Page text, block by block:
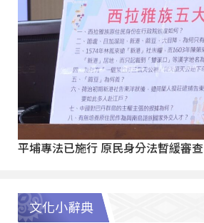
平埔專法已施行 原民身分法暫緩審查
文化小辭典